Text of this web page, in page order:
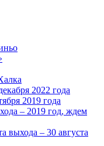
2022 года
2019 года
– 2019 год, ждем
выхода – 30 августа